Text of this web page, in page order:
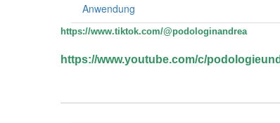
Anwendung
https://www.tiktok.com/@podologinandrea
https://www.youtube.com/c/